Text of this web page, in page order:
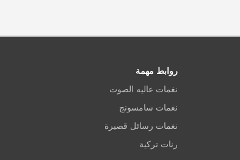
روابط مهمة
نغمات عاليه الصوت
نغمات سامسونج
نغمات رسائل قصيرة
رنات تركية